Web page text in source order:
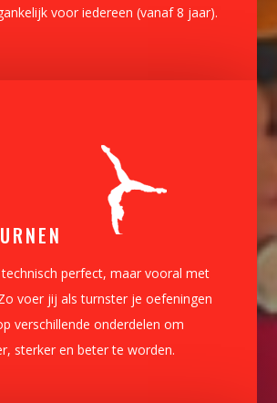
voor iedereen (vanaf 8 jaar).
perfect, maar vooral met
voer jij als turnster je oefeningen
verschillende onderdelen om
sterker en beter te worden.